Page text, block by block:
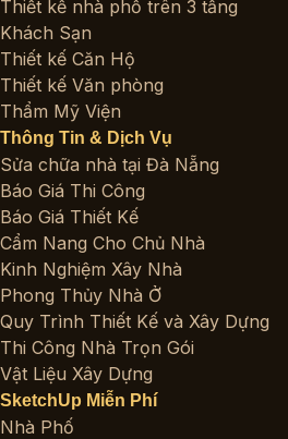
Thiết kế nhà phố trên 3 tầng
Khách Sạn
Thiết kế Căn Hộ
Thiết kế Văn phòng
Thẩm Mỹ Viện
Thông Tin & Dịch Vụ
Sửa chữa nhà tại Đà Nẵng
Báo Giá Thi Công
Báo Giá Thiết Kế
Cẩm Nang Cho Chủ Nhà
Kinh Nghiệm Xây Nhà
Phong Thủy Nhà Ở
Quy Trình Thiết Kế và Xây Dựng
Thi Công Nhà Trọn Gói
Vật Liệu Xây Dựng
SketchUp Miễn Phí
Nhà Phố